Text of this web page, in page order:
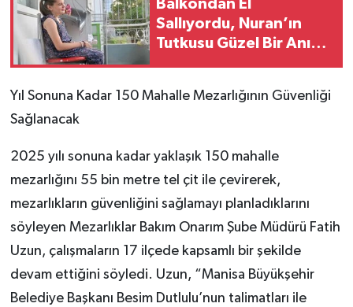
Balkondan El
Sallıyordu, Nuran’ın
Tutkusu Güzel Bir Anıya
Yıl Sonuna Kadar 150 Mahalle Mezarlığının Güvenliği
Sağlanacak
2025 yılı sonuna kadar yaklaşık 150 mahalle
mezarlığını 55 bin metre tel çit ile çevirerek,
mezarlıkların güvenliğini sağlamayı planladıklarını
söyleyen Mezarlıklar Bakım Onarım Şube Müdürü Fatih
Uzun, çalışmaların 17 ilçede kapsamlı bir şekilde
devam ettiğini söyledi. Uzun, “Manisa Büyükşehir
Belediye Başkanı Besim Dutlulu’nun talimatları ile